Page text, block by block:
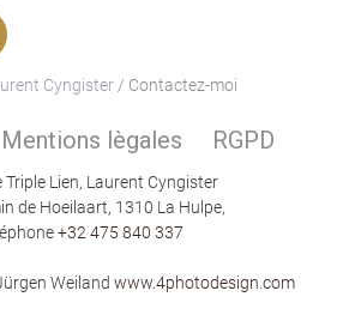
Cyngister/ Contactez-moi
Mentions lègales RGPD
Triple Lien, Laurent Cyngister
de Hoeilaart, 1310 La Hulpe,
+32 475 840 337
Weiland www.4photodesign.com